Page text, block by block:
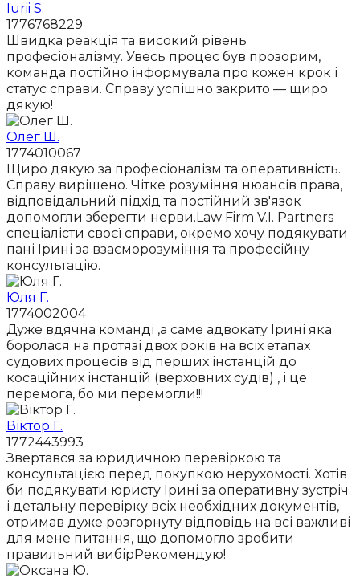
Iurii S.
1776768229
Швидка реакція та високий рівень
професіоналізму. Увесь процес був прозорим,
команда постійно інформувала про кожен крок і
статус справи. Справу успішно закрито — щиро
дякую!
Олег Ш.
1774010067
Щиро дякую за професіоналізм та оперативність.
Справу вирішено. Чітке розуміння нюансів права,
відповідальний підхід та постійний зв'язок
допомогли зберегти нерви.Law Firm V.I. Partners
спеціалісти своєї справи, окремо хочу подякувати
пані Ірині за взаєморозуміння та професійну
консультацію.
Юля Г.
1774002004
Дуже вдячна команді ,а саме адвокату Ірині яка
боролася на протязі двох років на всіх етапах
судових процесів від перших інстанцій до
косаційних інстанцій (верховних судів) , і це
перемога, бо ми перемогли!!!
Віктор Г.
1772443993
Звертався за юридичною перевіркою та
консультацією перед покупкою нерухомості. Хотів
би подякувати юристу Ірині за оперативну зустріч
і детальну перевірку всіх необхідних документів,
отримав дуже розгорнуту відповідь на всі важливі
для мене питання, що допомогло зробити
правильний вибірРекомендую!